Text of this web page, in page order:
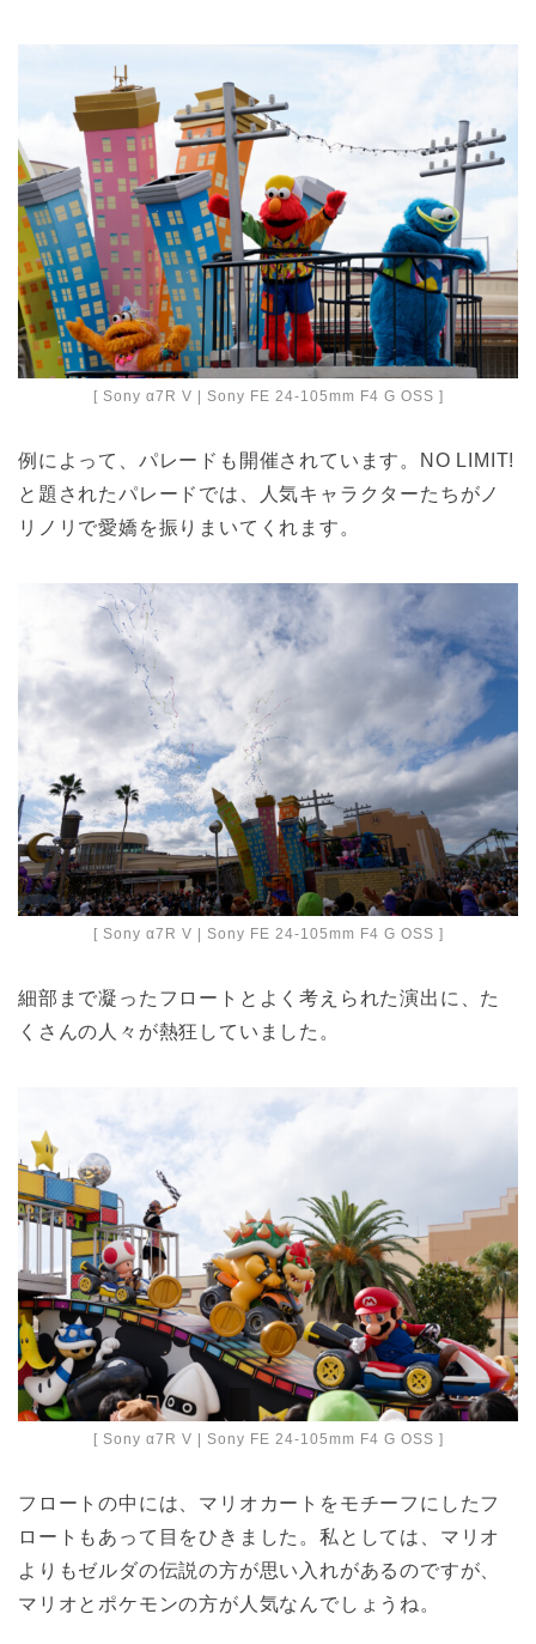
[ Sony α7R V | Sony FE 24-105mm F4 G OSS ]
例によって、パレードも開催されています。NO LIMIT!
と題されたパレードでは、人気キャラクターたちがノ
リノリで愛嬌を振りまいてくれます。
[ Sony α7R V | Sony FE 24-105mm F4 G OSS ]
細部まで凝ったフロートとよく考えられた演出に、た
くさんの人々が熱狂していました。
[ Sony α7R V | Sony FE 24-105mm F4 G OSS ]
フロートの中には、マリオカートをモチーフにしたフ
ロートもあって目をひきました。私としては、マリオ
よりもゼルダの伝説の方が思い入れがあるのですが、
マリオとポケモンの方が人気なんでしょうね。